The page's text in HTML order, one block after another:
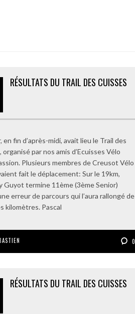
RÉSULTATS DU TRAIL DES CUISSES
en fin d’après-midi, avait lieu le Trail des
organisé par nos amis d’Ecuisses Vélo
Plusieurs membres de Creusot Vélo
fait le déplacement: Sur le 19km,
Guyot termine 11ème (3ème Senior)
erreur de parcours qui l’aura rallongé de
kilomètres. Pascal
0
RÉSULTATS DU TRAIL DES CUISSES